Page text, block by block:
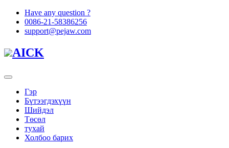
Have any question ?
0086-21-58386256
support@pejaw.com
AICK
Гэр
Бүтээгдэхүүн
Шийдэл
Төсөл
тухай
Холбоо барих